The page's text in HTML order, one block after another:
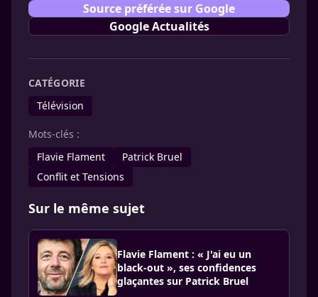
Source préférée sur Google
Google Actualités
CATÉGORIE
Télévision
Mots-clés :
Flavie Flament
Patrick Bruel
Conflit et Tensions
Sur le même sujet
Flavie Flament : « J'ai eu un
black-out », ses confidences
glaçantes sur Patrick Bruel